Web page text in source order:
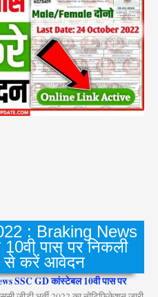
: Braking News
पास पर निकली
से करें आवेदन
SSC GD कांस्टेबल 10वी पास पर